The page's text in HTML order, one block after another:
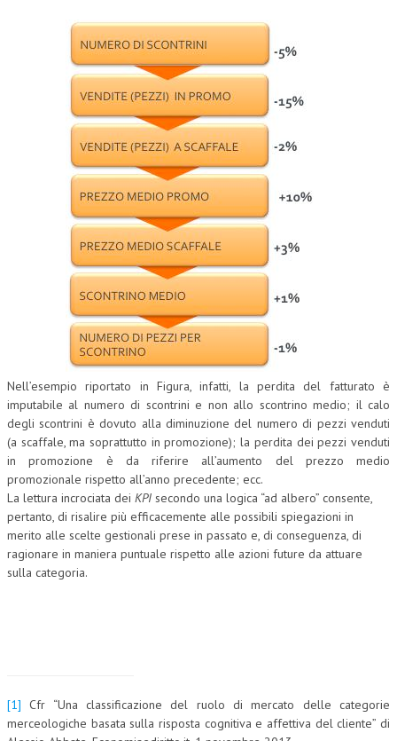
TRANSFER PRICING
AMMINISTRATIVA
TRIBUTARIA
GIURISPRUDENZA
EUROPEA
COSTITUZIONALE
CIVILE
TRIBUTARIA
PENALE
ARCHIVIO EVENTI (FINO AL 2022)
CORSI ENTI TERZI
PUBBLICAZIONI
INVITI E PROMOZIONI
Nell’esempio riportato in Figura, infatti, la perdita del fatturato è
imputabile al numero di scontrini e non allo scontrino medio; il calo
degli scontrini è dovuto alla diminuzione del numero di pezzi venduti
(a scaffale, ma soprattutto in promozione); la perdita dei pezzi venduti
in promozione è da riferire all’aumento del prezzo medio
promozionale rispetto all’anno precedente; ecc.
La lettura incrociata dei KPI secondo una logica “ad albero” consente,
pertanto, di risalire più efficacemente alle possibili spiegazioni in
merito alle scelte gestionali prese in passato e, di conseguenza, di
ragionare in maniera puntuale rispetto alle azioni future da attuare
sulla categoria.
[1] Cfr “Una classificazione del ruolo di mercato delle categorie
merceologiche basata sulla risposta cognitiva e affettiva del cliente” di